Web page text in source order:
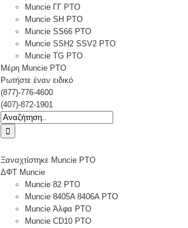
Muncie ΓΓ PTO
Muncie SH ΡΤΟ
Muncie SS66 PTO
Muncie SSH2 SSV2 PTO
Muncie TG PTO
Μέρη Muncie PTO
Ρωτήστε έναν ειδικό
(877)-776-4600
(407)-872-1901
Ψάχνω
για:
Ξαναχτίστηκε Muncie PTO
ΔΦΤ Muncie
Muncie 82 PTO
Muncie 8405A 8406A PTO
Muncie Άλφα PTO
Muncie CD10 ΡΤΟ